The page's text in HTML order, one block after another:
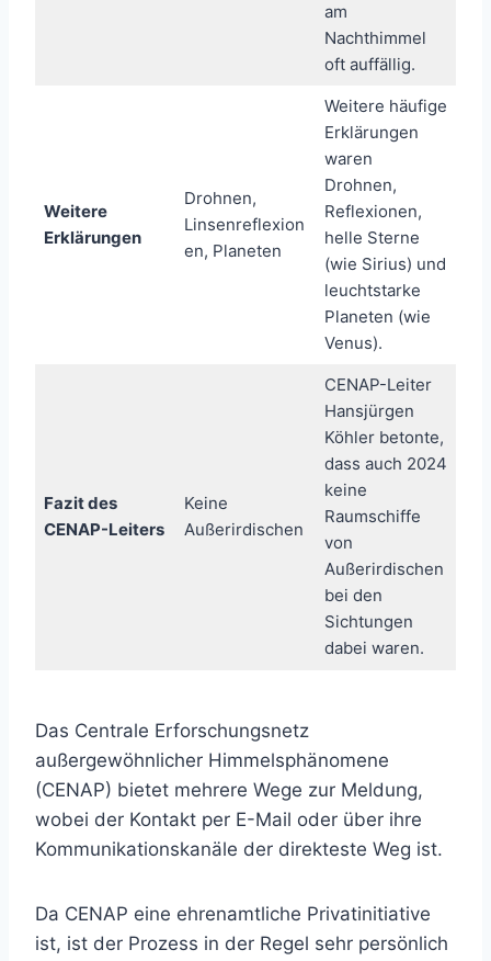
am
Nachthimmel
oft auffällig.
Weitere
Erklärungen
Drohnen,
Linsenreflexion
en, Planeten
Weitere häufige
Erklärungen
waren
Drohnen,
Reflexionen,
helle Sterne
(wie Sirius) und
leuchtstarke
Planeten (wie
Venus).
Fazit des
CENAP-Leiters
Keine
Außerirdischen
CENAP-Leiter
Hansjürgen
Köhler betonte,
dass auch 2024
keine
Raumschiffe
von
Außerirdischen
bei den
Sichtungen
dabei waren.
Das Centrale Erforschungsnetz
außergewöhnlicher Himmelsphänomene
(CENAP) bietet mehrere Wege zur Meldung,
wobei der Kontakt per E-Mail oder über ihre
Kommunikationskanäle der direkteste Weg ist.
Da CENAP eine ehrenamtliche Privatinitiative
ist, ist der Prozess in der Regel sehr persönlich